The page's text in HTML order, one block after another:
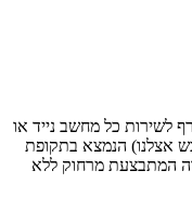
לשירות כל מחשב נייד או
אצלנו) הנמצא בתקופת
המתבצעת מרחוק ללא